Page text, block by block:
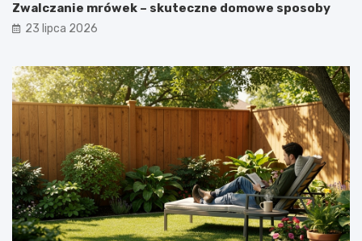
Zwalczanie mrówek – skuteczne domowe sposoby
23 lipca 2026